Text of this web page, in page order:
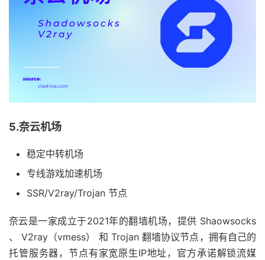
5.奈云机场
稳定中转机场
专线游戏加速机场
SSR/V2ray/Trojan 节点
奈云是一家成立于2021年的翻墙机场，提供 Shaowsocks
、 V2ray（vmess） 和 Trojan 翻墙协议节点，拥有自己的
托管服务器，节点有家宽原生IP地址，官方承诺解锁流媒